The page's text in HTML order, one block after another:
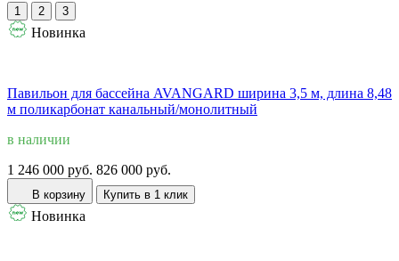
1 2 3
Новинка
Павильон для бассейна AVANGARD ширина 3,5 м, длина 8,48
м поликарбонат канальный/монолитный
в наличии
1 246 000 руб. 826 000 руб.
В корзину Купить в 1 клик
Новинка